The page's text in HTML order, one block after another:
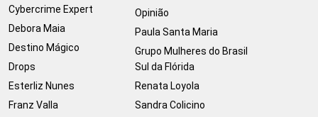
Cybercrime Expert
Debora Maia
Destino Mágico
Drops
Esterliz Nunes
Franz Valla
Opinião
Paula Santa Maria
Grupo Mulheres do Brasil
Sul da Flórida
Renata Loyola
Sandra Colicino